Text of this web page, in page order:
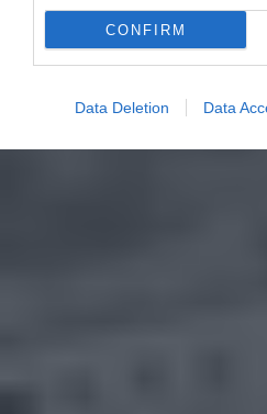
CONFIRM
Data Deletion Data